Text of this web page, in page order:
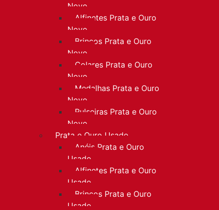
Novo
Alfinetes Prata e Ouro
Novo
Brincos Prata e Ouro
Novo
Colares Prata e Ouro
Novo
Medalhas Prata e Ouro
Novo
Pulseiras Prata e Ouro
Novo
Prata e Ouro Usado
Anéis Prata e Ouro
Usado
Alfinetes Prata e Ouro
Usado
Brincos Prata e Ouro
Usado